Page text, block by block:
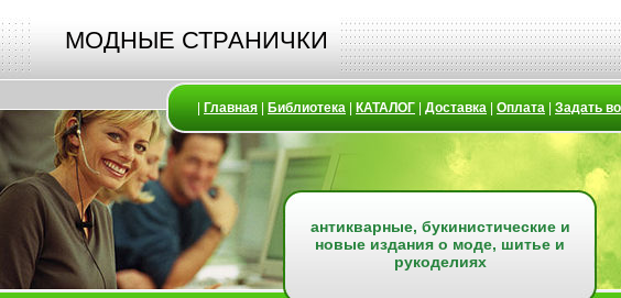
МОДНЫЕ СТРАНИЧКИ
Главная Библиотека КАТАЛОГ Доставка Оплата Задать
антикварные, букинистические и
новые издания о моде, шитье и
рукоделиях